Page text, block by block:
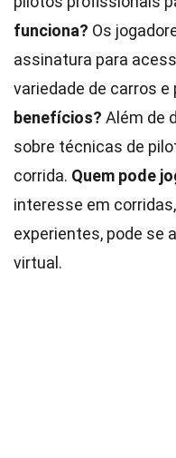
funciona? Os
assinatura para
variedade de carros e
benefícios? Além de
sobre técnicas de
corrida. Quem pode
interesse em
experientes, pode se
virtual.